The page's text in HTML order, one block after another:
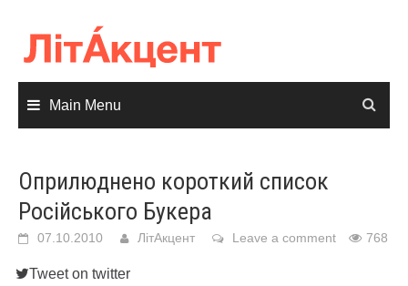
content
Main Menu
Оприлюднено короткий список
Російського Букера
07.10.2010 ЛітАкцент Leave a comment 768
Tweet on twitter